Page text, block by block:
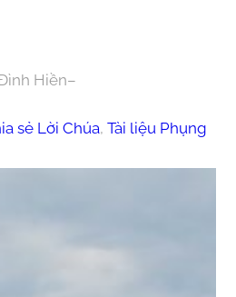
Hiền–
sẻ Lời Chúa, Tài liệu Phụng